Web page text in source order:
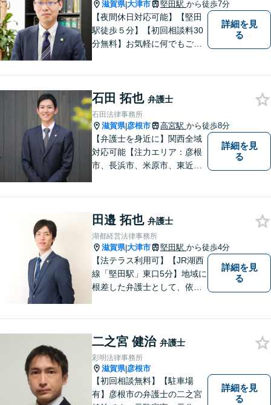
滋賀県|大津市 堅田駅 から徒歩7分
【夜間休日対応可能】【堅田
駅徒歩５分】【初回相談料30
分無料】お気軽に何でもご相
詳細を見
る
石田 拓也 弁護士
石田法律事務所
滋賀県|彦根市 高宮駅 から徒歩8分
【弁護士を身近に】関西全域
対応可能【注力エリア：彦根
市、長浜市、米原市、東近江
まに、不安を和らげベストな
解決策を提供します「迅速丁
寧」【無料相談有・駐車場完
備】【英語対応可】
詳細を見
る
田邉 拓也 弁護士
湖都経営法律事務所
滋賀県|大津市 堅田駅 から徒歩4分
【法テラス利用可】【JR湖西
線「堅田駅」東口5分】地域に
根差した弁護士として、依頼
ます。弁護士に依頼するのは
敷居が高いとお考えの方も、
まずは一度ご相談ください。
詳細を見
る
二之宮 健治 弁護士
彩明法律事務所
滋賀県|彦根市
【初回相談無料】【駐車場
有】彦根市の弁護士の二之宮
詳細を見
る